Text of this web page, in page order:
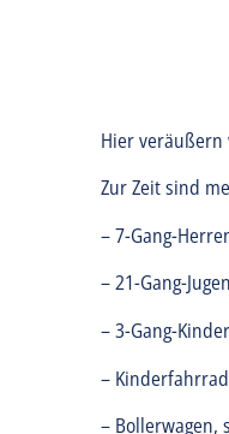
Hier
Zur Zeit sind
– 7-Gang-
– 21-Gang-
– 3-Gang-
–
– Bollerwagen,